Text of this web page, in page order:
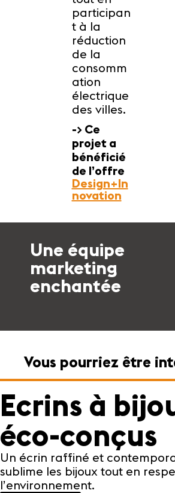
participan
t à la
réduction
de la
consomm
ation
électrique
des villes.
-> Ce
projet a
bénéficié
de l’offre
Design+In
novation
Une équipe
marketing
enchantée
Vous pourriez être
Ecrins à
éco-conçus
Un écrin raffiné et
sublime les bijoux tout en
l’environnement.